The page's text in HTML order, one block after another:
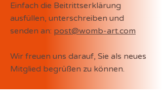
Einfach die Beitrittserklärung
ausfüllen, unterschreiben und
senden an: post@womb-art.com
Wir freuen uns darauf, Sie als neues
Mitglied begrüßen zu können.